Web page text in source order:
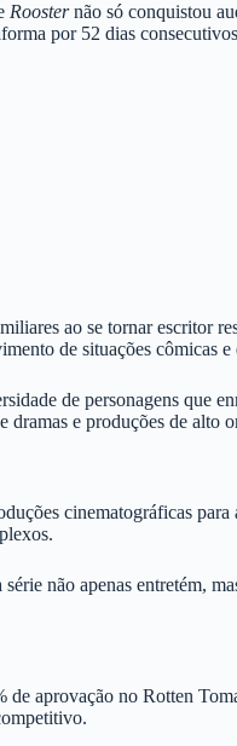
Roosternão só conquistou
por 52 dias
ao se tornar escritor
de situações cômicas e
de personagens que
dramas e produções de alto
cinematográficas
não apenas entretém,
aprovação no Rotten